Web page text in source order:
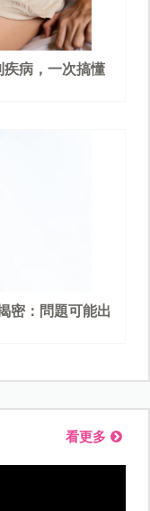
病，一次搞懂
密：問題可能出
看更多